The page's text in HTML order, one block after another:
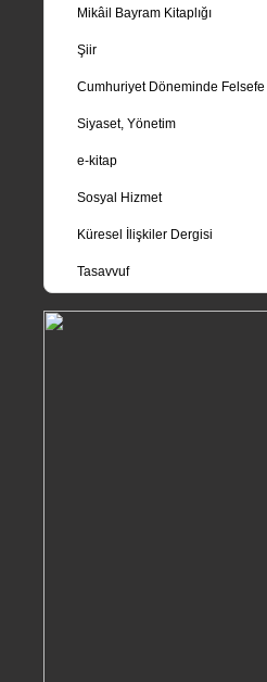
Mikâil Bayram Kitaplığı
Şiir
Cumhuriyet Döneminde Felsefe
Siyaset, Yönetim
e-kitap
Sosyal Hizmet
Küresel İlişkiler Dergisi
Tasavvuf